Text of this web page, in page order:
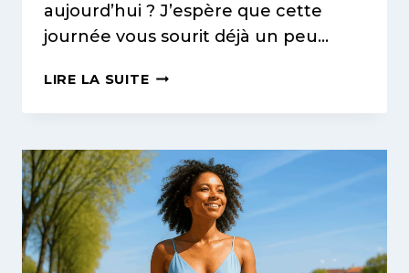
aujourd’hui ? J’espère que cette
journée vous sourit déjà un peu…
LIRE LA SUITEROUTINE
COMPLÈTE
VILLEURBANNE
:
GAGNEZ
DU
TEMPS
ET